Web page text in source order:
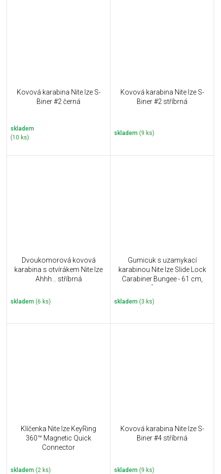
Kovová karabina Nite Ize S-
Biner #2 černá
skladem
(10 ks)
Kovová karabina Nite Ize S-
Biner #2 stříbrná
skladem (9 ks)
Dvoukomorová kovová
karabina s otvírákem Nite Ize
Ahhh... stříbrná
skladem (6 ks)
Gumicuk s uzamykací
karabinou Nite Ize Slide Lock
Carabiner Bungee - 61 cm,
skladem (3 ks)
Klíčenka Nite Ize KeyRing
360™ Magnetic Quick
Connector
skladem (2 ks)
Kovová karabina Nite Ize S-
Biner #4 stříbrná
skladem (9 ks)